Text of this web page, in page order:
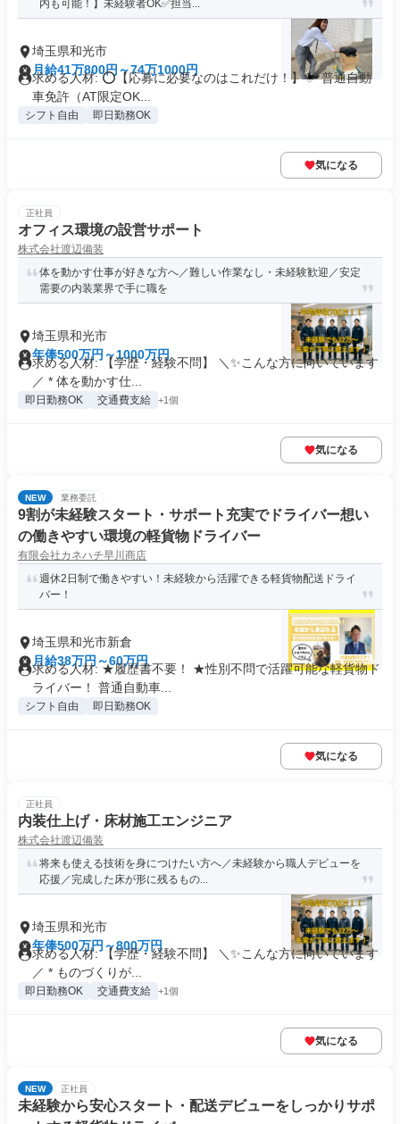
内も可能！】未経験者OK✅担当...
埼玉県和光市
月給41万800円～74万1000円
求める人材: ⭕️【応募に必要なのはこれだけ！】 ✅ 普通自動
車免許（AT限定OK...
シフト自由 即日勤務OK
気になる
正社員
オフィス環境の設営サポート
株式会社渡辺備装
体を動かす仕事が好きな方へ／難しい作業なし・未経験歓迎／安定
需要の内装業界で手に職を
埼玉県和光市
年俸500万円～1000万円
求める人材: 【学歴・経験不問】 ＼✨こんな方に向いています
／ * 体を動かす仕...
即日勤務OK 交通費支給 +1個
気になる
NEW 業務委託
9割が未経験スタート・サポート充実でドライバー想い
の働きやすい環境の軽貨物ドライバー
有限会社カネハチ早川商店
週休2日制で働きやすい！未経験から活躍できる軽貨物配送ドライ
バー！
埼玉県和光市新倉
月給38万円～60万円
求める人材: ★履歴書不要！ ★性別不問で活躍可能な軽貨物ド
ライバー！ 普通自動車...
シフト自由 即日勤務OK
気になる
正社員
内装仕上げ・床材施工エンジニア
株式会社渡辺備装
将来も使える技術を身につけたい方へ／未経験から職人デビューを
応援／完成した床が形に残るもの...
埼玉県和光市
年俸500万円～800万円
求める人材: 【学歴・経験不問】 ＼✨こんな方に向いています
／ * ものづくりが...
即日勤務OK 交通費支給 +1個
気になる
NEW 正社員
未経験から安心スタート・配送デビューをしっかりサポ